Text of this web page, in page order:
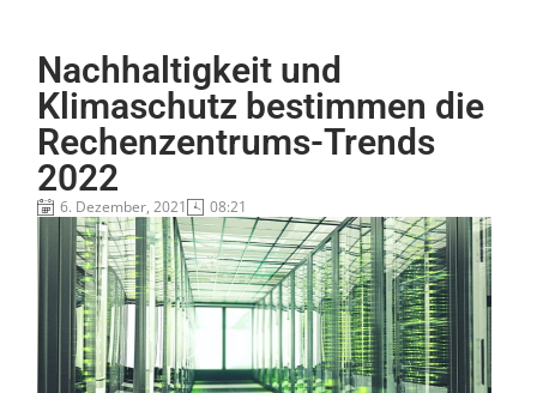
Nachhaltigkeit und
Klimaschutz bestimmen die
Rechenzentrums-Trends
2022
6. Dezember, 2021 08:21